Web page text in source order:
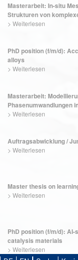
Masterarbeit: In-situ
Strukturen von
> Weiterlesen
PhD position (f/m/d):
alloys
> Weiterlesen
Masterarbeit:
Phasenumwandlungen
> Weiterlesen
Auftragsabwicklung /
> Weiterlesen
Master thesis on
> Weiterlesen
PhD position (f/m/d):
catalysis materials
> Weiterlesen